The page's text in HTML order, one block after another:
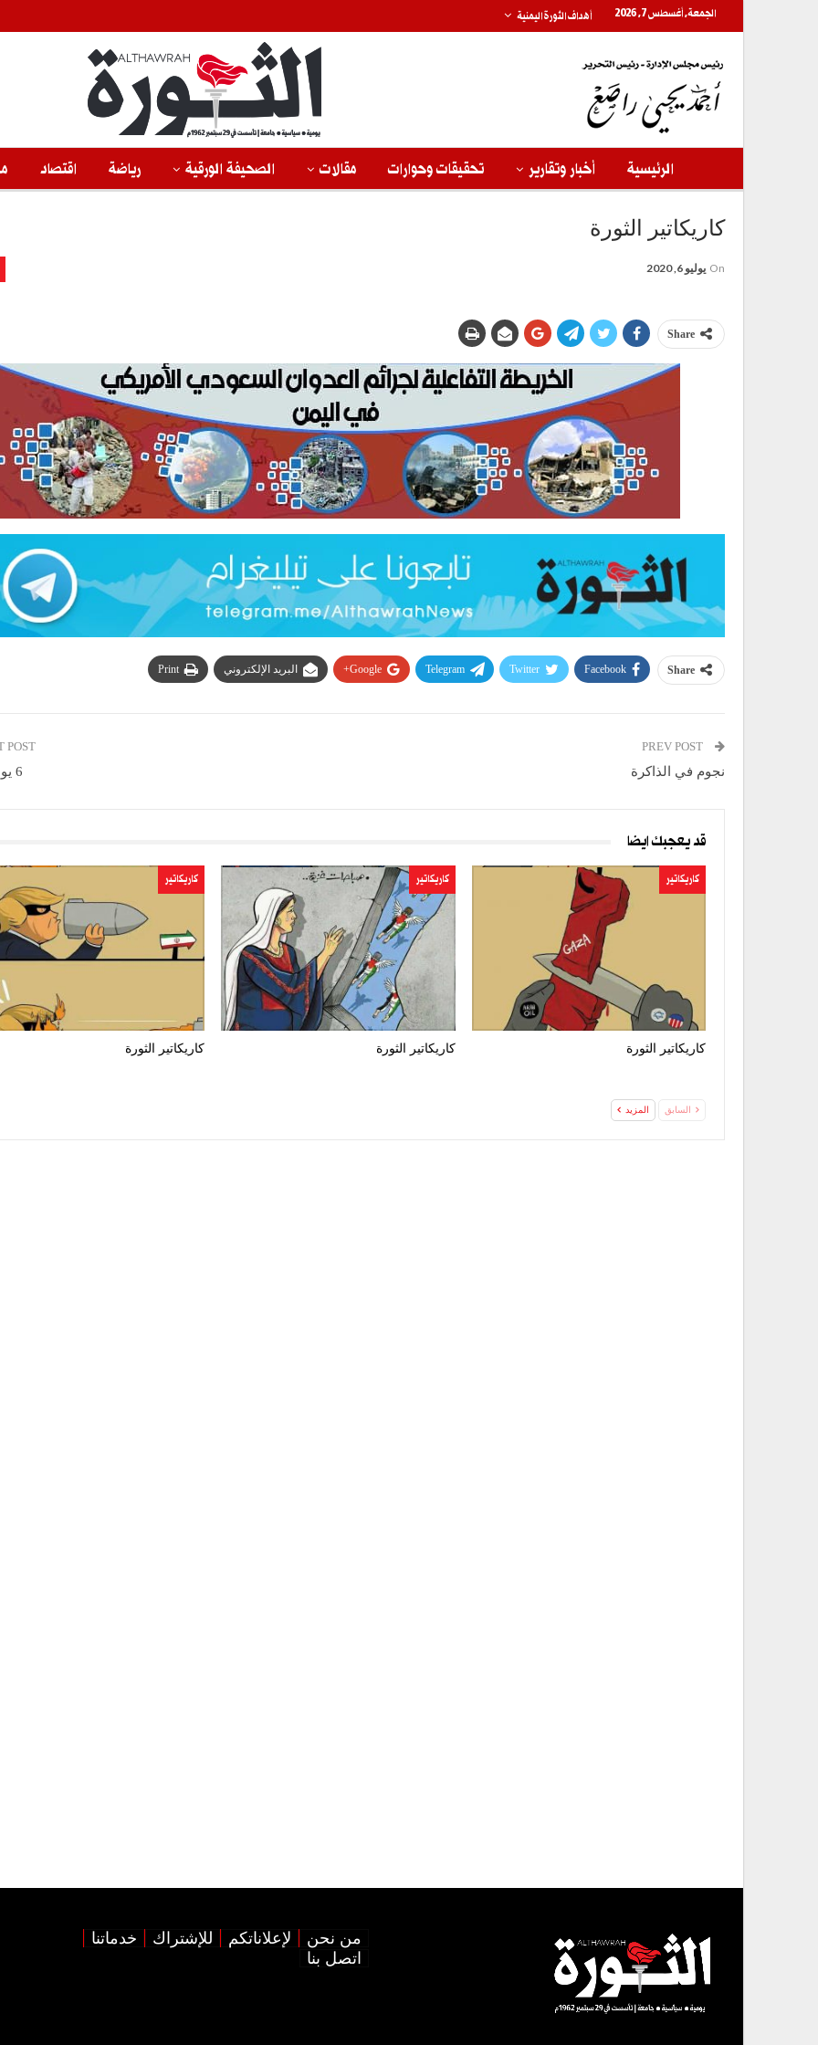
الجمعة, أغسطس 7, 2026 أهداف الثورة اليمنية
الرئيسية أخبار وتقارير تحقيقات وحوارات مقالات الصحيفة الورقية رياضة اقتصاد
كاريكاتير الثورة
On يوليو 6, 2020
Share
Share
Facebook
Twitter
Telegram
Google+ البريد الإلكتروني Print
نجوم في الذاكرة
POST
6 يوليو 2020
قد يعجبك ايضا
كاريكاتير
كاريكاتير الثورة
كاريكاتير
كاريكاتير الثورة
كاريكاتير
كاريكاتير الثورة
السابق المزيد
من نحن لإعلاناتكم للإشتراك
خدماتنا
اتصل بنا